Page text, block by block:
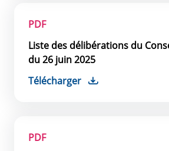
PDF
Liste des délibérations du
du 26 juin 2025
Télécharger
PDF